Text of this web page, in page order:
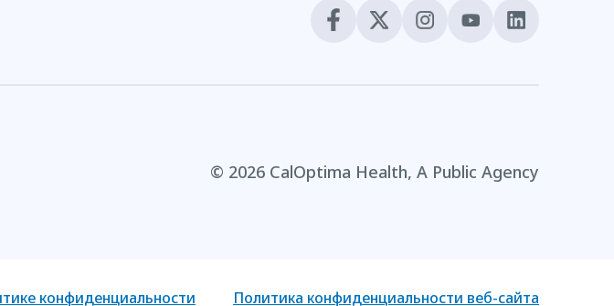
© 2026 CalOptima Health, A Public Agency
конфиденциальности Политика конфиденциальности веб-сайта